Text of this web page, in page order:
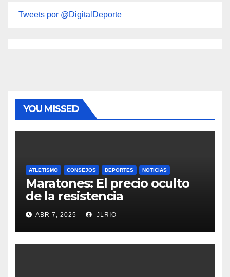
Tweets por @DigitalDeporte
YOU MISSED
ATLETISMO CONSEJOS DEPORTES NOTICIAS
Maratones: El precio oculto
de la resistencia
ABR 7, 2025 JLRIO